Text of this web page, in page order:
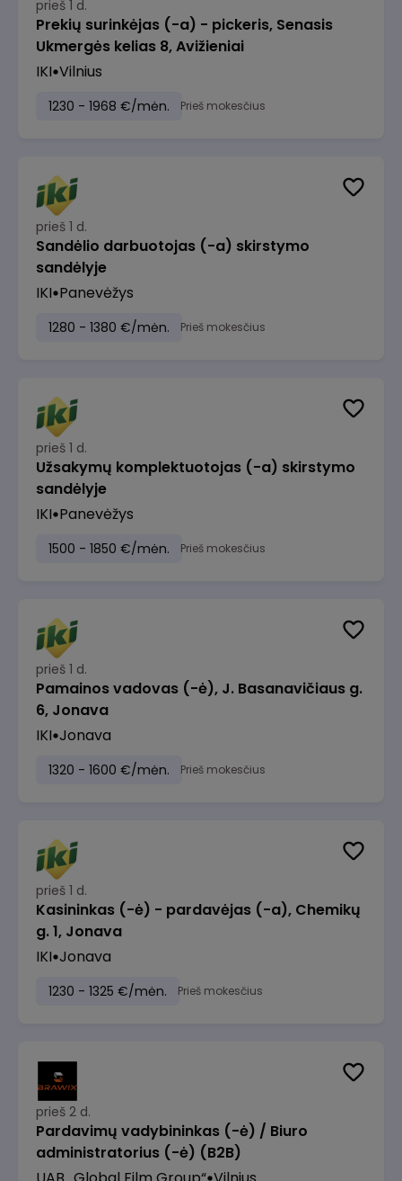
prieš 1 d.
Prekių surinkėjas (-a) - pickeris, Senasis
Ukmergės kelias 8, Avižieniai
IKI Vilnius
1230 - 1968 €/mėn. Prieš mokesčius
prieš 1 d.
Sandėlio darbuotojas (-a) skirstymo
sandėlyje
IKI Panevėžys
1280 - 1380 €/mėn. Prieš mokesčius
prieš 1 d.
Užsakymų komplektuotojas (-a) skirstymo
sandėlyje
IKI Panevėžys
1500 - 1850 €/mėn. Prieš mokesčius
prieš 1 d.
Pamainos vadovas (-ė), J. Basanavičiaus g.
6, Jonava
IKI Jonava
1320 - 1600 €/mėn. Prieš mokesčius
prieš 1 d.
Kasininkas (-ė) - pardavėjas (-a), Chemikų
g. 1, Jonava
IKI Jonava
1230 - 1325 €/mėn. Prieš mokesčius
prieš 2 d.
Pardavimų vadybininkas (-ė) / Biuro
administratorius (-ė) (B2B)